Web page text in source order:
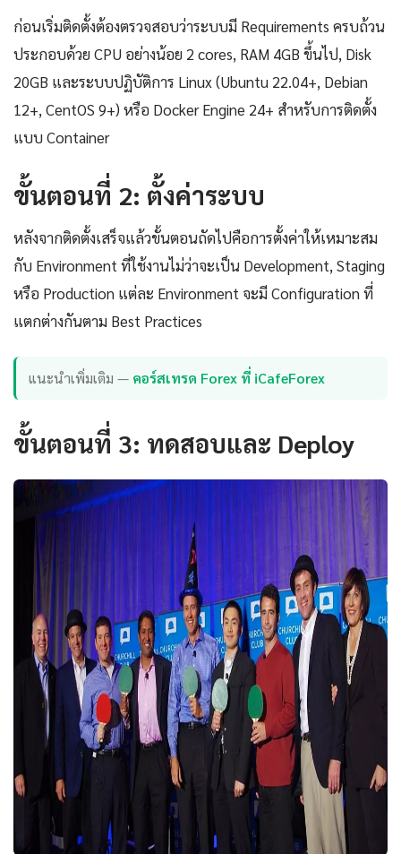
ก่อนเริ่มติดตั้งต้องตรวจสอบว่าระบบมี Requirements ครบถ้วน
ประกอบด้วย CPU อย่างน้อย 2 cores, RAM 4GB ขึ้นไป, Disk
20GB และระบบปฏิบัติการ Linux (Ubuntu 22.04+, Debian
12+, CentOS 9+) หรือ Docker Engine 24+ สำหรับการติดตั้ง
แบบ Container
ขั้นตอนที่ 2: ตั้งค่าระบบ
หลังจากติดตั้งเสร็จแล้วขั้นตอนถัดไปคือการตั้งค่าให้เหมาะสม
กับ Environment ที่ใช้งานไม่ว่าจะเป็น Development, Staging
หรือ Production แต่ละ Environment จะมี Configuration ที่
แตกต่างกันตาม Best Practices
แนะนำเพิ่มเติม — คอร์สเทรด Forex ที่ iCafeForex
ขั้นตอนที่ 3: ทดสอบและ Deploy